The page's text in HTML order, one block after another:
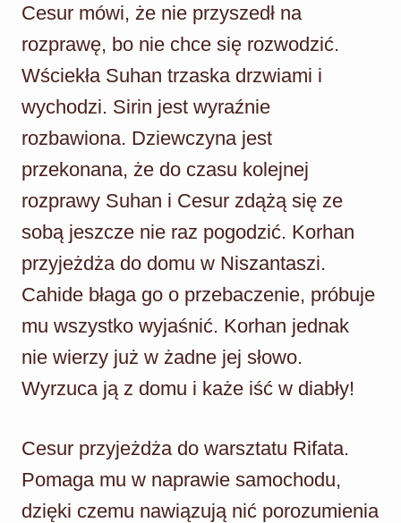
Cesur mówi, że nie przyszedł na
rozprawę, bo nie chce się rozwodzić.
Wściekła Suhan trzaska drzwiami i
wychodzi. Sirin jest wyraźnie
rozbawiona. Dziewczyna jest
przekonana, że do czasu kolejnej
rozprawy Suhan i Cesur zdążą się ze
sobą jeszcze nie raz pogodzić. Korhan
przyjeżdża do domu w Niszantaszi.
Cahide błaga go o przebaczenie, próbuje
mu wszystko wyjaśnić. Korhan jednak
nie wierzy już w żadne jej słowo.
Wyrzuca ją z domu i każe iść w diabły!
Cesur przyjeżdża do warsztatu Rifata.
Pomaga mu w naprawie samochodu,
dzięki czemu nawiązują nić porozumienia